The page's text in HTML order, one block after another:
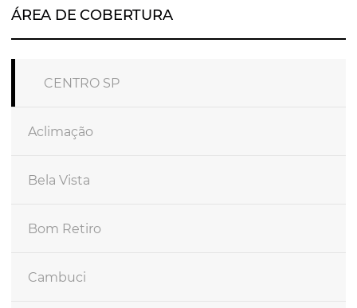
ÁREA DE COBERTURA
CENTRO SP
Aclimação
Bela Vista
Bom Retiro
Cambuci